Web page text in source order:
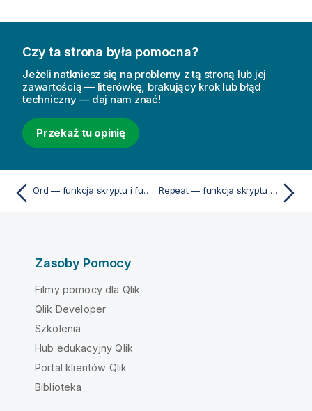
Czy ta strona była pomocna?
Jeżeli natkniesz się na problemy z tą stroną lub jej
zawartością — literówkę, brakujący krok lub błąd
techniczny — daj nam znać!
Przekaż tu opinię
Ord — funkcja skryptu i funkcja wykresu Repeat — funkcja skryptu i funkcja wykresu
Zasoby Pomocy
Filmy pomocy dla Qlik
Qlik Developer
Szkolenia
Hub edukacyjny Qlik
Portal klientów Qlik
Biblioteka